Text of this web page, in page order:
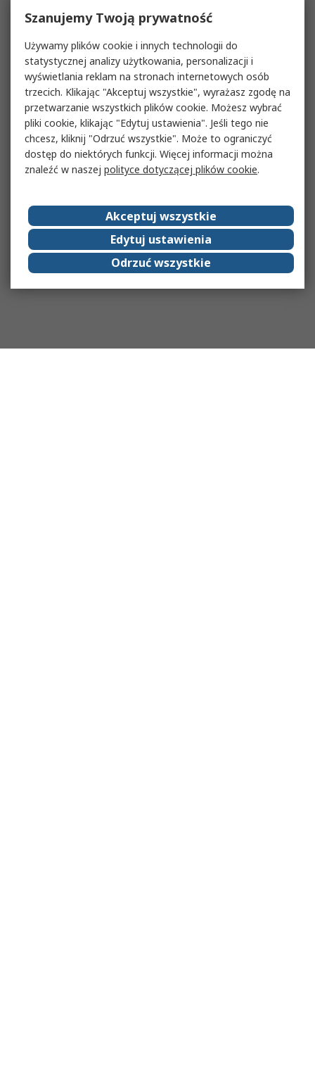
Szanujemy Twoją prywatność
Używamy plików cookie i innych technologii do
statystycznej analizy użytkowania, personalizacji i
wyświetlania reklam na stronach internetowych osób
trzecich. Klikając "Akceptuj wszystkie", wyrażasz zgodę na
przetwarzanie wszystkich plików cookie. Możesz wybrać
pliki cookie, klikając "Edytuj ustawienia". Jeśli tego nie
chcesz, kliknij "Odrzuć wszystkie". Może to ograniczyć
dostęp do niektórych funkcji. Więcej informacji można
znaleźć w naszej polityce dotyczącej plików cookie.
Akceptuj wszystkie
Edytuj ustawienia
Odrzuć wszystkie